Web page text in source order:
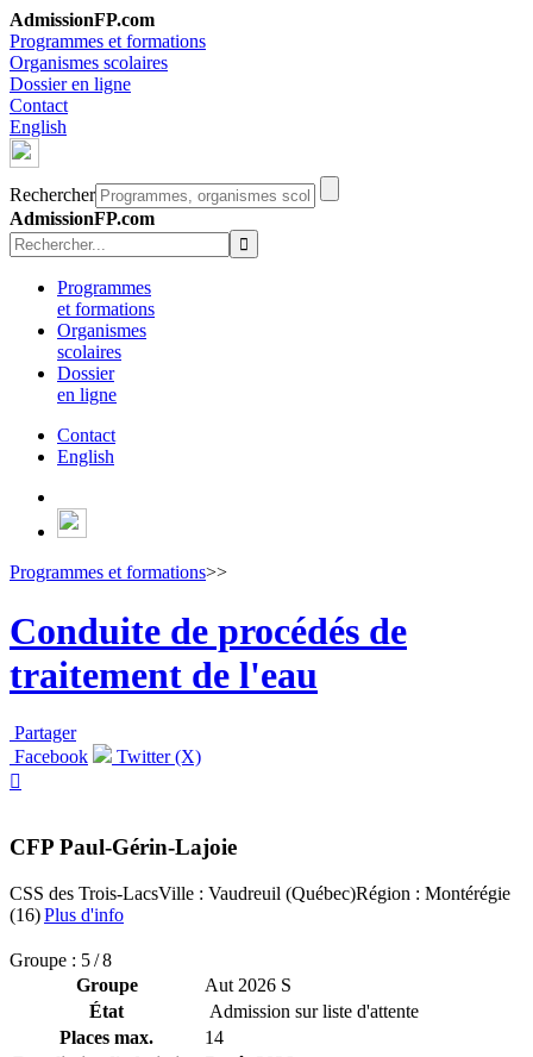
AdmissionFP.com
Programmes et formations
Organismes scolaires
Dossier en ligne
Contact
English
Rechercher
AdmissionFP.com
Programmes
et formations
Organismes
scolaires
Dossier
en ligne
Contact
English
Programmes et formations>>
Conduite de procédés de
traitement de l'eau
Partager
Facebook
Twitter (X)

CFP Paul-Gérin-Lajoie
CSS des Trois-LacsVille : Vaudreuil (Québec)Région : Montérégie
(16)Plus d'info
Groupe : 5 / 8
Groupe
Aut 2026 S
État
Admission sur liste d'attente
Places max.
14